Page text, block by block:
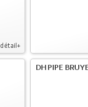
détail+
DH PIPE